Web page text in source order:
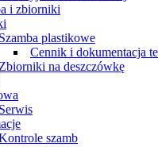
i zbiorniki
Szamba plastikowe
Cennik i dokumentacja
Zbiorniki na deszczówkę
Serwis
szamb